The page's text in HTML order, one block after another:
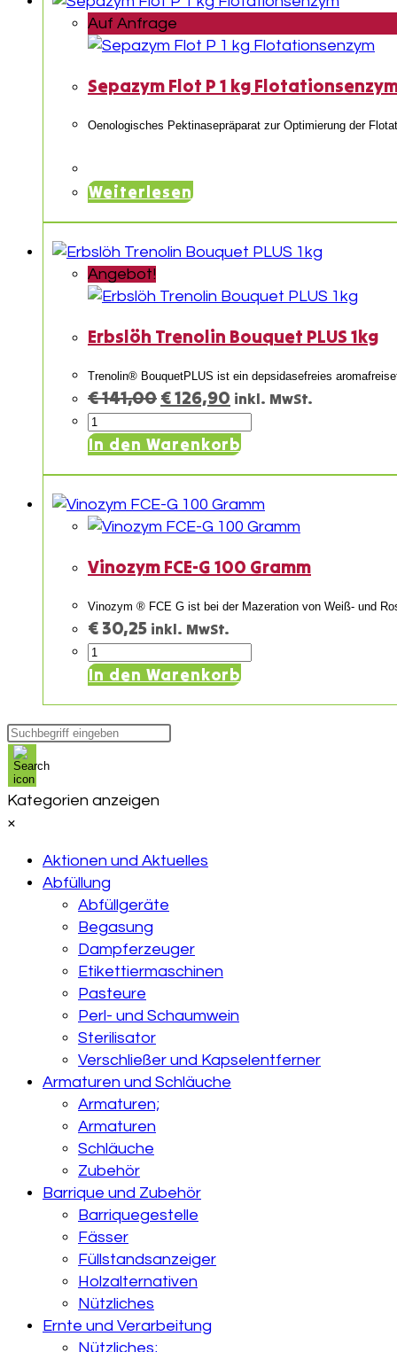
Auf Anfrage
Sepazym Flot P 1 kg
Oenologisches Pektinasepräparat zur Optimierung der
Weiterlesen
Angebot!
Erbslöh Trenolin Bouquet PLUS 1kg
Trenolin® BouquetPLUS ist ein depsidasefreies
€141,00 Ursprünglicher
Preis
war:
€126,90 Aktueller
Preis
ist:
inkl. MwSt.
Erbslöh
Trenolin
1kg
Menge
In den Warenkorb
Vinozym FCE-G 100 Gramm
Vinozym ® FCE G ist bei der Mazeration von Weiß- und
€ 30,25 inkl. MwSt.
Vinozym
FCE-
Gramm
In den Warenkorb
Products
search
Kategorien anzeigen
×
Aktionen und Aktuelles
Abfüllung
Abfüllgeräte
Begasung
Dampferzeuger
Etikettiermaschinen
Pasteure
Perl- und Schaumwein
Sterilisator
Verschließer und Kapselentferner
Armaturen und Schläuche
Armaturen;
Armaturen
Schläuche
Zubehör
Barrique und Zubehör
Barriquegestelle
Fässer
Füllstandsanzeiger
Holzalternativen
Nützliches
Ernte und Verarbeitung
Nützliches;